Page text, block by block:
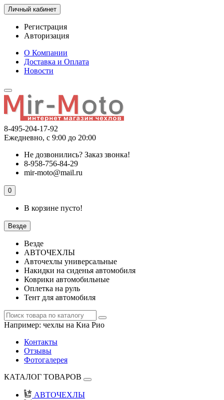
Личный кабинет
Регистрация
Авторизация
О Компании
Доставка и Оплата
Новости
8-495-204-17-92
Ежедневно, с 9:00 до 20:00
Не дозвонились? Заказ звонка!
8-958-756-84-29
mir-moto@mail.ru
0
В корзине пусто!
Везде
Везде
АВТОЧЕХЛЫ
Авточехлы универсальные
Накидки на сиденья автомобиля
Коврики автомобильные
Оплетка на руль
Тент для автомобиля
Например: чехлы на Киа Рио
Контакты
Отзывы
Фотогалерея
КАТАЛОГ ТОВАРОВ
АВТОЧЕХЛЫ